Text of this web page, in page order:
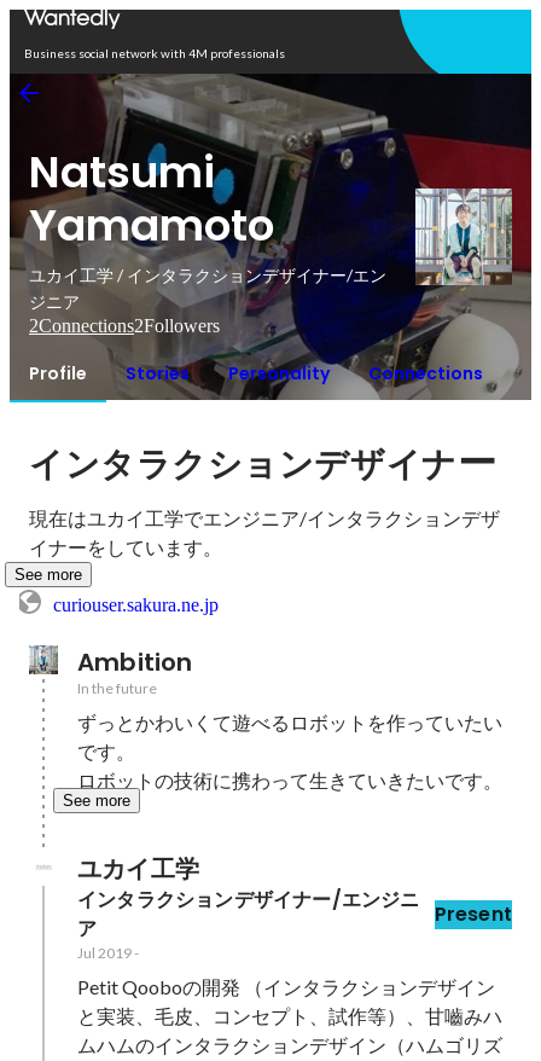
Business social network with 4M professionals
Natsumi
Yamamoto
ユカイ工学 / インタラクションデザイナー/エン
ジニア
2Connections2Followers
Profile Stories Personality Connections
インタラクションデザイナー
現在はユカイ工学でエンジニア/インタラクションデザ
イナーをしています。
See more
curiouser.sakura.ne.jp
Ambition
In the future
ずっとかわいくて遊べるロボットを作っていたい
です。
ロボットの技術に携わって生きていきたいです。
See more
ユカイ工学
インタラクションデザイナー/エンジニ
ア
Present
Jul 2019-
Petit Qooboの開発 （インタラクションデザイン
と実装、毛皮、コンセプト、試作等）、甘嚙みハ
ムハムのインタラクションデザイン（ハムゴリズ